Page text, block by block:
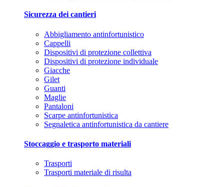
Sicurezza dei cantieri
Abbigliamento antinfortunistico
Cappelli
Dispositivi di protezione collettiva
Dispositivi di protezione individuale
Giacche
Gilet
Guanti
Maglie
Pantaloni
Scarpe antinfortunistica
Segnaletica antinfortunistica da cantiere
Stoccaggio e trasporto materiali
Trasporti
Trasporti materiale di risulta